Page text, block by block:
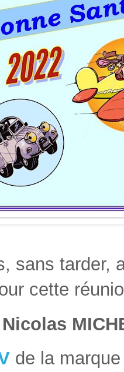
sans tarder,
cette
Nicolas
de la